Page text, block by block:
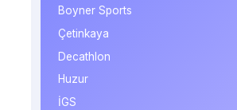
Boyner Sports
Çetinkaya
Decathlon
Huzur
İGS